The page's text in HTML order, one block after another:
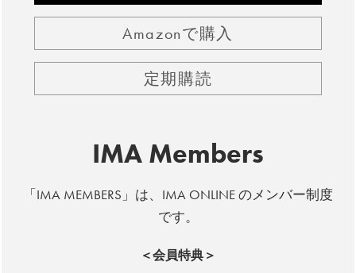
Amazonで購入
定期購読
IMA Members
「IMA MEMBERS」は、IMA ONLINE のメンバー制度
です。
＜会員特典＞